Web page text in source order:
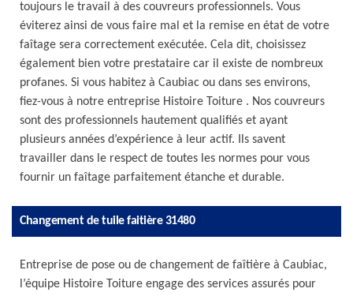
toujours le travail à des couvreurs professionnels. Vous
éviterez ainsi de vous faire mal et la remise en état de votre
faîtage sera correctement exécutée. Cela dit, choisissez
également bien votre prestataire car il existe de nombreux
profanes. Si vous habitez à Caubiac ou dans ses environs,
fiez-vous à notre entreprise Histoire Toiture . Nos couvreurs
sont des professionnels hautement qualifiés et ayant
plusieurs années d’expérience à leur actif. Ils savent
travailler dans le respect de toutes les normes pour vous
fournir un faîtage parfaitement étanche et durable.
Changement de tuile faitière 31480
Entreprise de pose ou de changement de faîtière à Caubiac,
l’équipe Histoire Toiture engage des services assurés pour